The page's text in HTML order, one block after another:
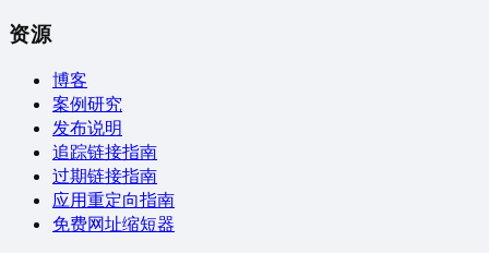
资源
博客
案例研究
发布说明
追踪链接指南
过期链接指南
应用重定向指南
免费网址缩短器